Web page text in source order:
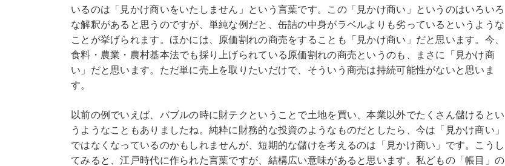
いるのは「見かけ商いをいたしません」という言葉です。この「見かけ商い」というのはいろいろ
な解釈があると思うのですが、単純な例だと、缶詰の中身がラベルよりも劣っているというような
ことが挙げられます。ほかには、原価割れの商売をすることも「見かけ商い」だと思います。今、
食料・農業・農村基本法でも採り上げられている原価割れの商売というのも、まさに「見かけ商
い」だと思います。ただ単に売上を取りたいだけで、そういう商売は持続可能性がないと思いま
す。
以前の例でいえば、バブルの時に財テクということで土地を買い、本業以外でたくさん儲けるとい
うようなこともありましたね。純粋に財務的な投資のようなものだとしたら、今は「見かけ商い」
ではなくなっているのかもしれませんが、短期的な儲けを考えるのは「見かけ商い」です。こうし
てみると、江戸時代に作られた言葉ですが、結構広い意味があると思います。私どもの「帳目」の